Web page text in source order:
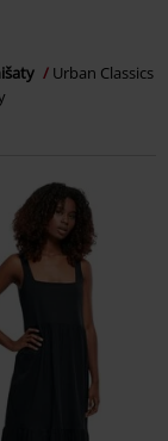
Urban Classics